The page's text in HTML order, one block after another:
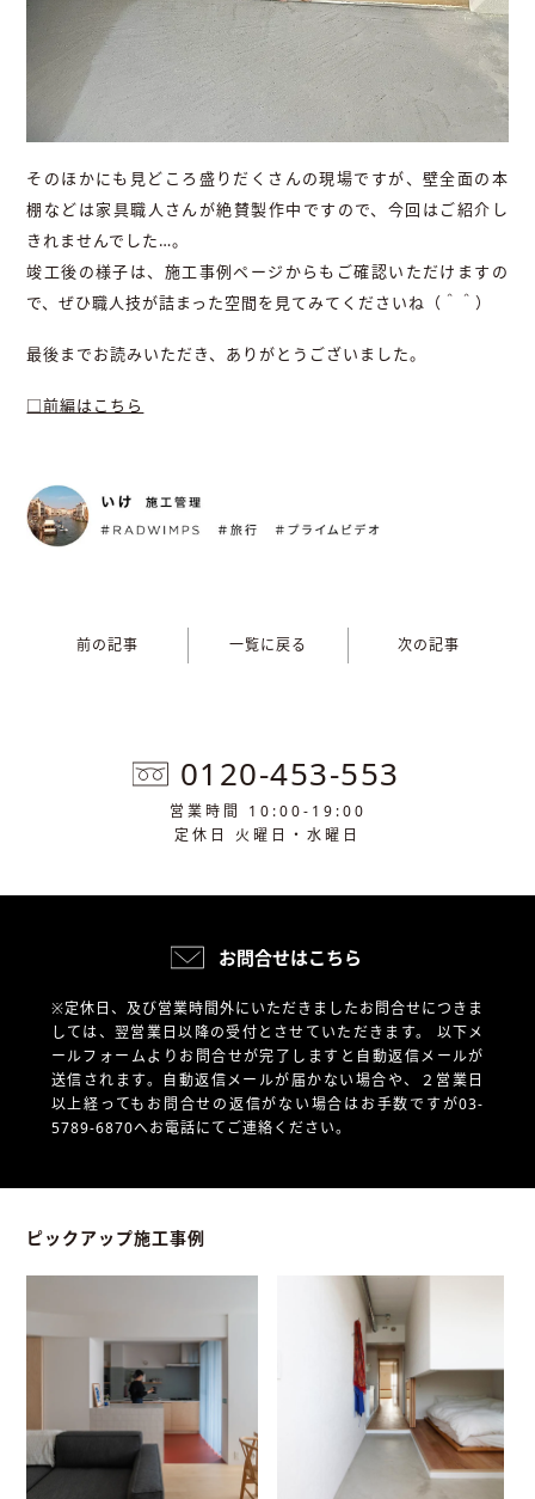
そのほかにも見どころ盛りだくさんの現場ですが、壁全面の本
棚などは家具職人さんが絶賛製作中ですので、今回はご紹介し
きれませんでした…。
竣工後の様子は、施工事例ページからもご確認いただけますの
で、ぜひ職人技が詰まった空間を見てみてくださいね（＾＾）
最後までお読みいただき、ありがとうございました。
□前編はこちら
前の記事 一覧に戻る 次の記事
0120-453-553
営業時間 10:00-19:00
定休日 火曜日・水曜日
お問合せはこちら
※定休日、及び営業時間外にいただきましたお問合せにつきま
しては、翌営業日以降の受付とさせていただきます。 以下メ
ールフォームよりお問合せが完了しますと自動返信メールが
送信されます。自動返信メールが届かない場合や、
２営業日
以上経ってもお問合せの返信がない場合はお手数ですが03-
5789-6870へお電話にてご連絡ください。
ピックアップ施工事例